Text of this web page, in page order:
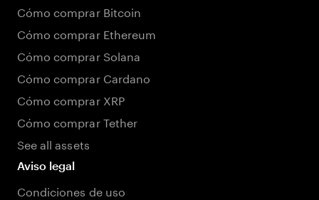
Cómo comprar Bitcoin
Cómo comprar Ethereum
Cómo comprar Solana
Cómo comprar Cardano
Cómo comprar XRP
Cómo comprar Tether
See all assets
Aviso legal
Condiciones de uso